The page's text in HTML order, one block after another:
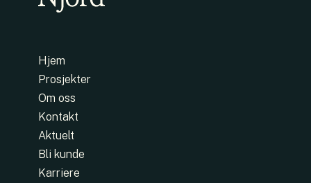
Hjem
Prosjekter
Om oss
Kontakt
Aktuelt
Bli kunde
Karriere